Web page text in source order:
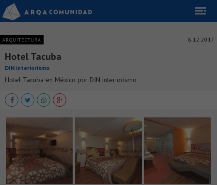
ARQUITECTURA 8.12.2017
Hotel Tacuba
DIN interiorismo
Hotel Tacuba en México por DIN interiorismo